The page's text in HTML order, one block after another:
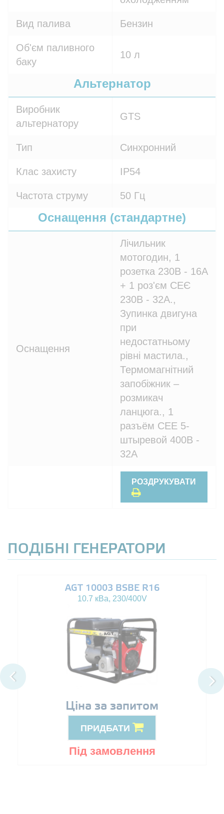
Вид палива Бензин
Об'єм паливного
баку
10 л
Альтернатор
Виробник
альтернатору
GTS
Тип Синхронний
Клас захисту IP54
Частота струму 50 Гц
Оснащення (стандартне)
Оснащення
Лічильник
мотогодин, 1
розетка 230В - 16A
+ 1 роз'єм СЕЄ
230В - 32A.,
Зупинка двигуна
при
недостатньому
рівні мастила.,
Термомагнітний
запобіжник –
розмикач
ланцюга., 1
разъём CEE 5-
штыревой 400В -
32A
РОЗДРУКУВАТИ
ПОДІБНІ ГЕНЕРАТОРИ
AGT 10003 BSBE R16
10.7 кВа, 230/400V
Ціна за запитом
ПРИДБАТИ
Під замовлення